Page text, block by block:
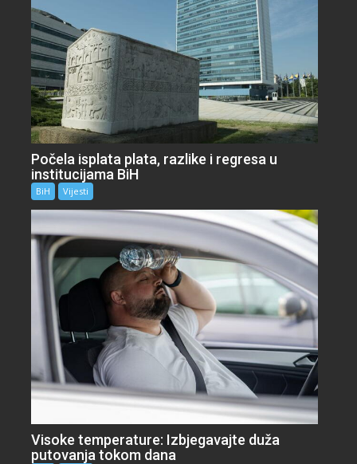
Počela isplata plata, razlike i regresa u
institucijama BiH
BiH Vijesti
Visoke temperature: Izbjegavajte duža
putovanja tokom dana